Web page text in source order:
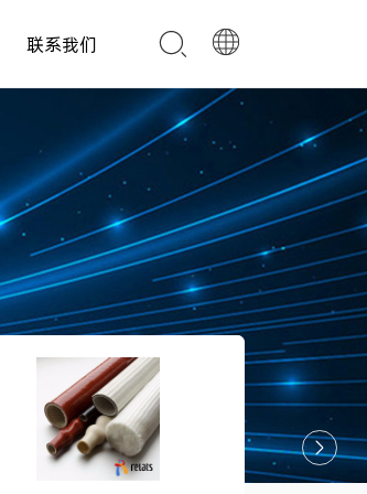
联系我们